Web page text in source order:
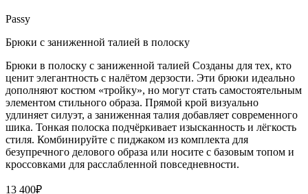
Passy
Брюки с заниженной талией в полоску
Брюки в полоску с заниженной талией Созданы для тех, кто
ценит элегантность с налётом дерзости. Эти брюки идеально
дополняют костюм «тройку», но могут стать самостоятельным
элементом стильного образа. Прямой крой визуально
удлиняет силуэт, а заниженная талия добавляет современного
шика. Тонкая полоска подчёркивает изысканность и лёгкость
стиля. Комбинируйте с пиджаком из комплекта для
безупречного делового образа или носите с базовым топом и
кроссовками для расслабленной повседневности.
13 400₽